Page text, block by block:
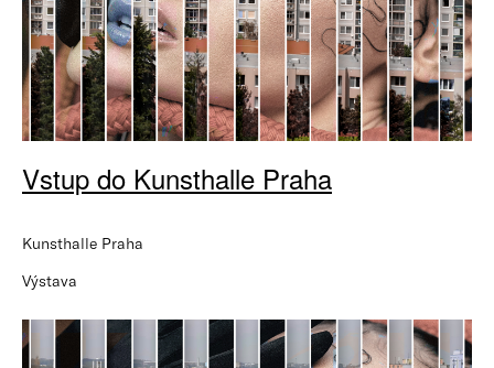
Vstup do Kunsthalle Praha
Kunsthalle Praha
Výstava